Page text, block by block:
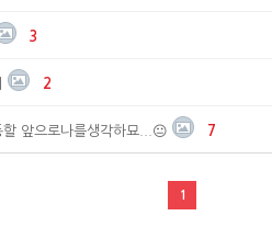
3
2
할 앞으로나를생각하묘...😐 7
1